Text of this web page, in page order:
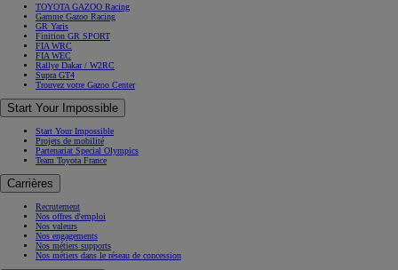
TOYOTA GAZOO Racing
Gamme Gazoo Racing
GR Yaris
Finition GR SPORT
FIA WRC
FIA WEC
Rallye Dakar / W2RC
Supra GT4
Trouvez votre Gazoo Center
Start Your Impossible
Start Your Impossible
Projets de mobilité
Partenariat Special Olympics
Team Toyota France
Carrières
Recrutement
Nos offres d'emploi
Nos valeurs
Nos engagements
Nos métiers supports
Nos métiers dans le réseau de concession